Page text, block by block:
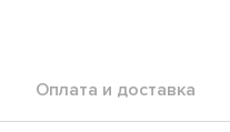
Оплата и доставка